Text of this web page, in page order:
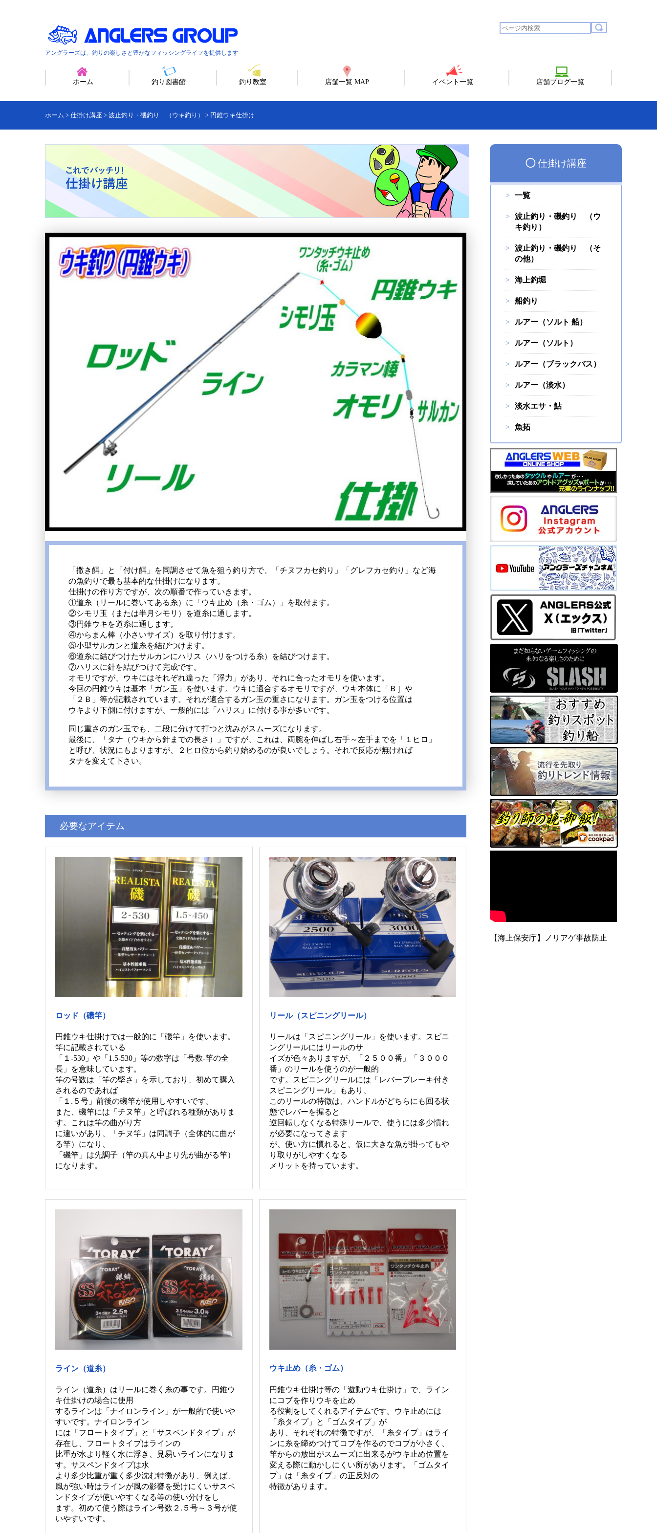
アングラーズは、釣りの楽しさと豊かなフィッシングライフを提供します
ホーム 釣り図書館 釣り教室 店舗一覧 MAP イベント一覧 店舗ブログ一覧
ホーム > 仕掛け講座 > 波止釣り・磯釣り （ウキ釣り） > 円錐ウキ仕掛け
「撒き餌」と「付け餌」を同調させて魚を狙う釣り方で、「チヌフカセ釣り」「グレフカセ釣り」など海
の魚釣りで最も基本的な仕掛けになります。
仕掛けの作り方ですが、次の順番で作っていきます。
①道糸（リールに巻いてある糸）に「ウキ止め（糸・ゴム）」を取付ます。
②シモリ玉（または半月シモリ）を道糸に通します。
③円錐ウキを道糸に通します。
④からまん棒（小さいサイズ）を取り付けます。
⑤小型サルカンと道糸を結びつけます。
⑥道糸に結びつけたサルカンにハリス（ハリをつける糸）を結びつけます。
⑦ハリスに針を結びつけて完成です。
オモリですが、ウキにはそれぞれ違った「浮力」があり、それに合ったオモリを使います。
今回の円錐ウキは基本「ガン玉」を使います。ウキに適合するオモリですが、ウキ本体に「Ｂ］や
「２Ｂ」等が記載されています。それが適合するガン玉の重さになります。ガン玉をつける位置は
ウキより下側に付けますが、一般的には「ハリス」に付ける事が多いです。
同じ重さのガン玉でも、二段に分けて打つと沈みがスムーズになります。
最後に、「タナ（ウキから針までの長さ）」ですが、これは、両腕を伸ばし右手～左手までを「１ヒロ」
と呼び、状況にもよりますが、２ヒロ位から釣り始めるのが良いでしょう。それで反応が無ければ
タナを変えて下さい。
必要なアイテム
ロッド（磯竿）
円錐ウキ仕掛けでは一般的に「磯竿」を使います。
竿に記載されている
「１-530」や「1.5-530」等の数字は「号数-竿の全
長」を意味しています。
竿の号数は「竿の堅さ」を示しており、初めて購入
されるのであれば
「１.５号」前後の磯竿が使用しやすいです。
また、磯竿には「チヌ竿」と呼ばれる種類がありま
す。これは竿の曲がり方
に違いがあり、「チヌ竿」は同調子（全体的に曲が
る竿）になり、
「磯竿」は先調子（竿の真ん中より先が曲がる竿）
になります。
リール（スピニングリール）
リールは「スピニングリール」を使います。スピニ
ングリールにはリールのサ
イズが色々ありますが、「２５００番」「３０００
番」のリールを使うのが一般的
です。スピニングリールには「レバーブレーキ付き
スピニングリール」もあり、
このリールの特徴は、ハンドルがどちらにも回る状
態でレバーを握ると
逆回転しなくなる特殊リールで、使うには多少慣れ
が必要になってきます
が、使い方に慣れると、仮に大きな魚が掛ってもや
り取りがしやすくなる
メリットを持っています。
ライン（道糸）
ライン（道糸）はリールに巻く糸の事です。円錐ウ
キ仕掛けの場合に使用
するラインは「ナイロンライン」が一般的で使いや
すいです。ナイロンライン
には「フロートタイプ」と「サスペンドタイプ」が
存在し、フロートタイプはラインの
比重が水より軽く水に浮き、見易いラインになりま
す。サスペンドタイプは水
より多少比重が重く多少沈む特徴があり、例えば、
風が強い時はラインが風の影響を受けにくいサスペ
ンドタイプが使いやすくなる等の使い分けをし
ます。初めて使う際はライン号数２.５号～３号が使
いやすいです。
ウキ止め（糸・ゴム）
円錐ウキ仕掛け等の「遊動ウキ仕掛け」で、ライン
にコブを作りウキを止め
る役割をしてくれるアイテムです。ウキ止めには
「糸タイプ」と「ゴムタイプ」が
あり、それぞれの特徴ですが、「糸タイプ」はライ
ンに糸を締めつけてコブを作るのでコブが小さく、
竿からの放出がスムーズに出来るがウキ止め位置を
変える際に動かしにくい所があります。「ゴムタイ
プ」は「糸タイプ」の正反対の
特徴があります。
◯仕掛け講座
一覧
波止釣り・磯釣り （ウ
キ釣り）
波止釣り・磯釣り （そ
の他）
海上釣堀
船釣り
ルアー（ソルト 船）
ルアー（ソルト）
ルアー（ブラックバス）
ルアー（淡水）
淡水エサ・鮎
魚拓
【海上保安庁】ノリアゲ事故防止